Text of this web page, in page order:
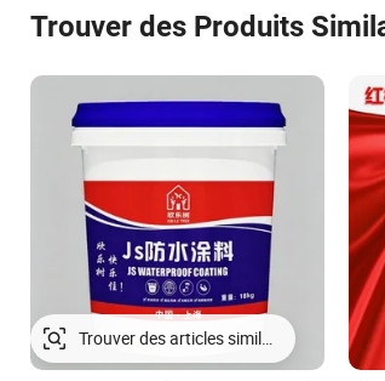
Trouver des Produits